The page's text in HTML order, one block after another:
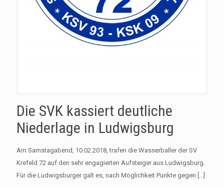
Die SVK kassiert deutliche
Niederlage in Ludwigsburg
Am Samstagabend, 10.02.2018, trafen die Wasserballer der SV
Krefeld 72 auf den sehr engagierten Aufsteiger aus Ludwigsburg.
Für die Ludwigsburger galt es, nach Möglichkeit Punkte gegen